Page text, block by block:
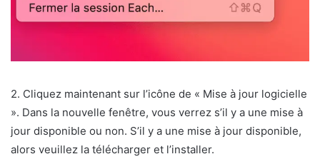
2. Cliquez maintenant sur l’icône de « Mise à jour logicielle
». Dans la nouvelle fenêtre, vous verrez s’il y a une mise à
jour disponible ou non. S’il y a une mise à jour disponible,
alors veuillez la télécharger et l’installer.